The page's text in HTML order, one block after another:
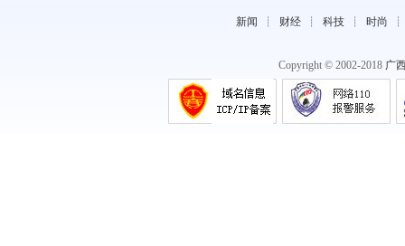
新闻 ┊ 财经 ┊科技 ┊ 时尚
Copyright © 2002-2018 广